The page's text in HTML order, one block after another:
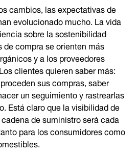
cambios, las expectativas de
evolucionado mucho. La vida
sobre la sostenibilidad
compra se orienten más
y a los proveedores
clientes quieren saber más:
sus compras, saber
un seguimiento y rastrearlas
Está claro que la visibilidad de
de suministro será cada
para los consumidores como